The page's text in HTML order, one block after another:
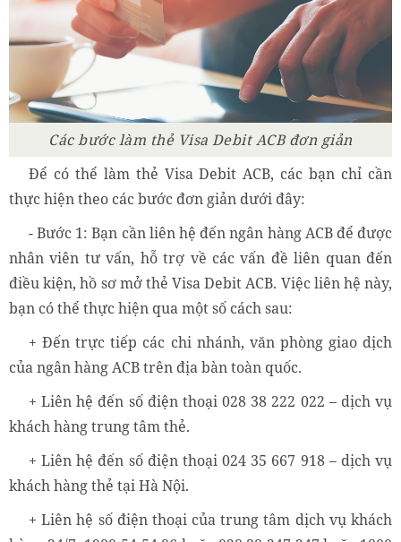
Các bước làm thẻ Visa Debit ACB đơn giản
Để có thể làm thẻ Visa Debit ACB, các bạn chỉ cần
thực hiện theo các bước đơn giản dưới đây:
- Bước 1: Bạn cần liên hệ đến ngân hàng ACB để được
nhân viên tư vấn, hỗ trợ về các vấn đề liên quan đến
điều kiện, hồ sơ mở thẻ Visa Debit ACB. Việc liên hệ này,
bạn có thể thực hiện qua một số cách sau:
+ Đến trực tiếp các chi nhánh, văn phòng giao dịch
của ngân hàng ACB trên địa bàn toàn quốc.
+ Liên hệ đến số điện thoại 028 38 222 022 – dịch vụ
khách hàng trung tâm thẻ.
+ Liên hệ đến số điện thoại 024 35 667 918 – dịch vụ
khách hàng thẻ tại Hà Nội.
+ Liên hệ số điện thoại của trung tâm dịch vụ khách